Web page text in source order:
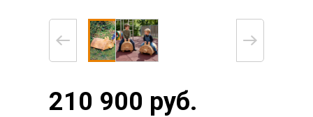
210 900 руб.